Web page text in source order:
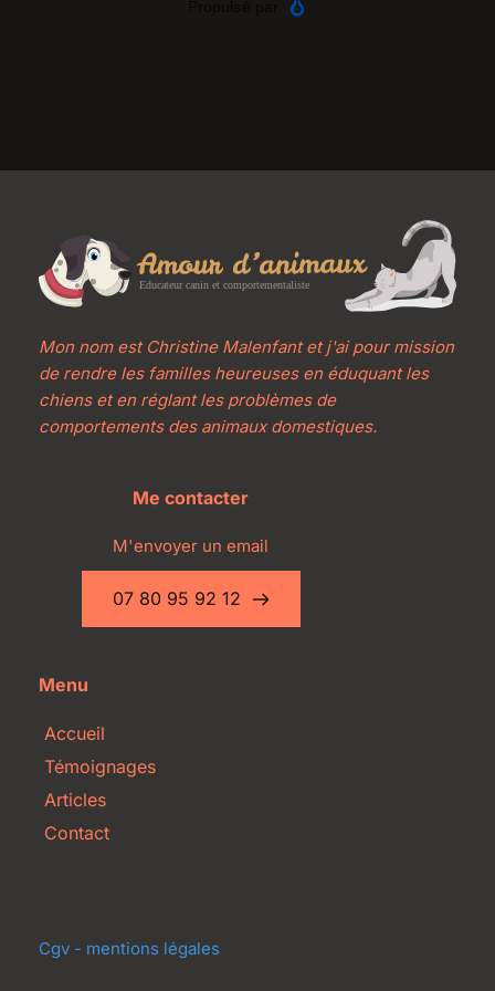
Mon nom est Christine Malenfant et j'ai pour mission
de rendre les familles heureuses en éduquant les
chiens et en réglant les problèmes de
comportements des animaux domestiques.
Me contacter
M'envoyer un email
07 80 95 92 12
Menu
Accueil
Témoignages
Articles
Contact
Cgv - mentions légales